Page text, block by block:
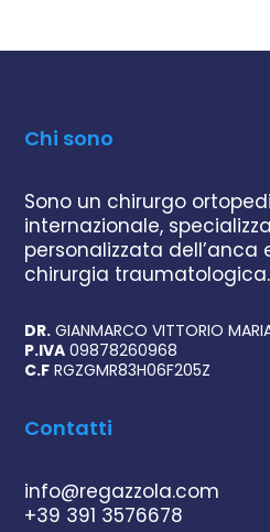
Chi sono
Sono un chirurgo
internazionale,
personalizzata dell’anca
chirurgia traumatologica.
DR. GIANMARCO VITTORIO
P.IVA 09878260968
C.F RGZGMR83H06F205Z
Contatti
info@regazzola.com
+39 391 3576678